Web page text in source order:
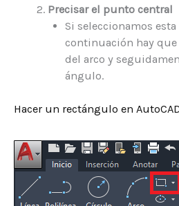
Precisar el punto central
Si seleccionamos
continuación hay
del arco y
ángulo.
Hacer un rectángulo en